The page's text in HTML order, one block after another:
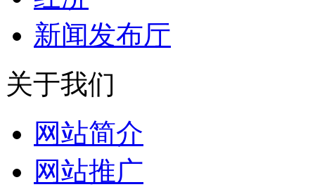
新闻发布厅
关于我们
网站简介
网站推广